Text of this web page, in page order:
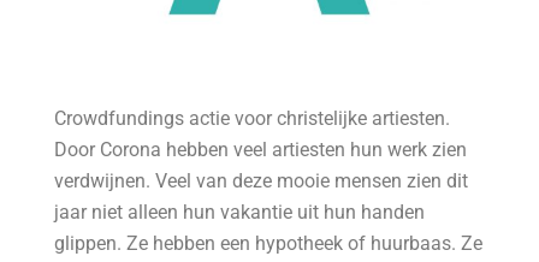
Crowdfundings actie voor christelijke artiesten.
Door Corona hebben veel artiesten hun werk zien
verdwijnen. Veel van deze mooie mensen zien dit
jaar niet alleen hun vakantie uit hun handen
glippen. Ze hebben een hypotheek of huurbaas. Ze